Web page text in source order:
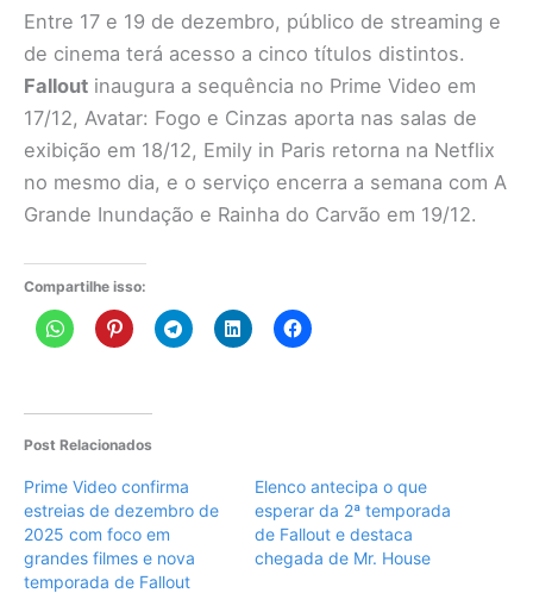
Entre 17 e 19 de dezembro, público de streaming e
de cinema terá acesso a cinco títulos distintos.
Fallout inaugura a sequência no Prime Video em
17/12, Avatar: Fogo e Cinzas aporta nas salas de
exibição em 18/12, Emily in Paris retorna na Netflix
no mesmo dia, e o serviço encerra a semana com A
Grande Inundação e Rainha do Carvão em 19/12.
Compartilhe isso:
Post Relacionados
Prime Video confirma
estreias de dezembro de
2025 com foco em
grandes filmes e nova
temporada de Fallout
Elenco antecipa o que
esperar da 2ª temporada
de Fallout e destaca
chegada de Mr. House